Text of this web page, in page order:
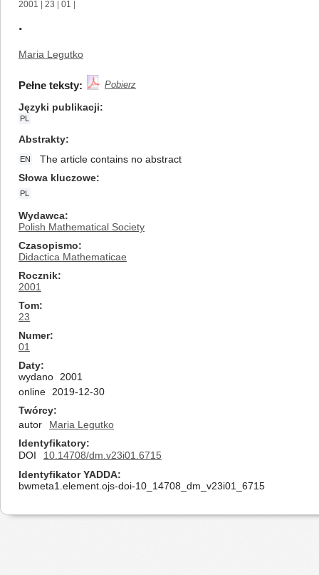
2001 23 01
.
Maria Legutko
Pełne teksty: Pobierz
Języki publikacji
PL
Abstrakty
EN
The article contains no abstract
Słowa kluczowe
PL
Wydawca
Polish Mathematical Society
Czasopismo
Didactica Mathematicae
Rocznik
2001
Tom
23
Numer
01
Daty
wydano
2001
online
2019-12-30
Twórcy
autor
Maria Legutko
Identyfikatory
DOI
10.14708/dm.v23i01.6715
Identyfikator YADDA
bwmeta1.element.ojs-doi-10_14708_dm_v23i01_6715